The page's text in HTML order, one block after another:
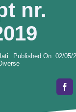
nr.
Published On: 02/05/